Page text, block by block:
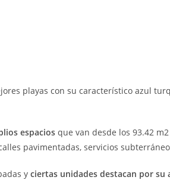
playas con su característico azul
espacios que van desde los 93.42
pavimentadas, servicios
y ciertas unidades destacan por su